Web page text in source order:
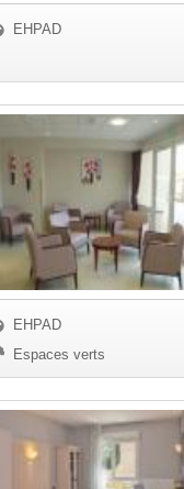
EHPAD
EHPAD
Espaces verts